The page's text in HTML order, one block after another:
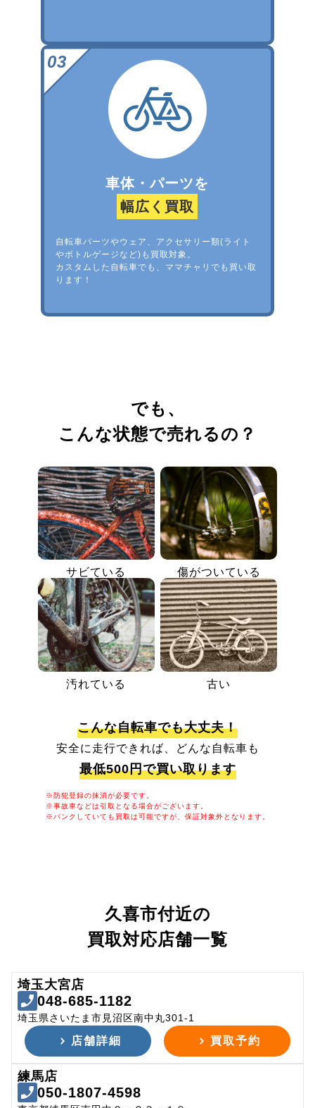
車体・パーツを
幅広く買取
自転車パーツやウェア、アクセサリー類(ライト
やボトルゲージなど)も買取対象。
カスタムした自転車でも、ママチャリでも買い取
ります！
でも、
こんな状態で売れるの？
サビている 傷がついている
汚れている 古い
こんな自転車でも大丈夫！
安全に走行できれば、どんな自転車も
最低500円で買い取ります
※防犯登録の抹消が必要です。
※事故車などは引取となる場合がございます。
※パンクしていても買取は可能ですが、保証対象外となります。
久喜市付近の
買取対応店舗一覧
埼玉大宮店
048-685-1182
埼玉県さいたま市見沼区南中丸301-1
店舗詳細 買取予約
練馬店
050-1807-4598